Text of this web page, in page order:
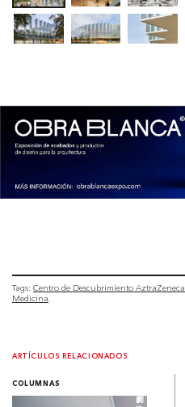
Tags: Centro de Descubrimiento AztraZeneca
Medicina
ARTÍCULOS RELACIONADOS
COLUMNAS